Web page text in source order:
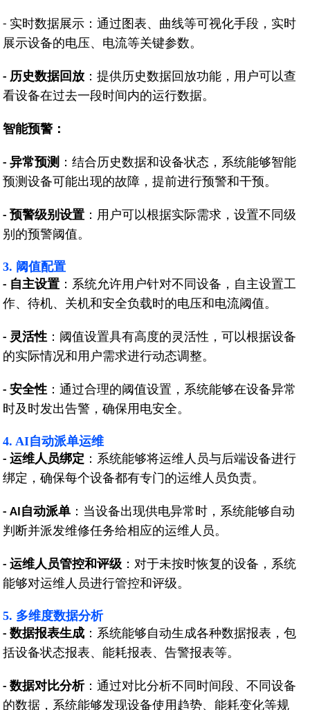
- 实时数据展示：通过图表、曲线等可视化手段，实时
展示设备的电压、电流等关键参数。
-历史数据回放 ：提供历史数据回放功能，用户可以查
看设备在过去一段时间内的运行数据。
智能预警：
-异常预测 ：结合历史数据和设备状态，系统能够智能
预测设备可能出现的故障，提前进行预警和干预。
-预警级别设置 ：用户可以根据实际需求，设置不同级
别的预警阈值。
3. 阈值配置
- 自主设置 ：系统允许用户针对不同设备，自主设置工
作、待机、关机和安全负载时的电压和电流阈值。
-灵活性 ：阈值设置具有高度的灵活性，可以根据设备
的实际情况和用户需求进行动态调整。
-安全性 ：通过合理的阈值设置，系统能够在设备异常
时及时发出告警，确保用电安全。
4. AI自动派单运维
-运维人员绑定 ：系统能够将运维人员与后端设备进行
绑定，确保每个设备都有专门的运维人员负责。
- AI自动派单 ：当设备出现供电异常时，系统能够自动
判断并派发维修任务给相应的运维人员。
-运维人员管控和评级 ：对于未按时恢复的设备，系统
能够对运维人员进行管控和评级。
5. 多维度数据分析
-数据报表生成 ：系统能够自动生成各种数据报表，包
括设备状态报表、能耗报表、告警报表等。
-数据对比分析：通过对比分析不同时间段、不同设备
的数据，系统能够发现设备使用趋势、能耗变化等规